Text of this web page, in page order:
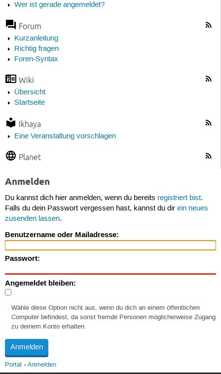
Wer ist gerade angemeldet?
Forum
Kurzanleitung
Richtig fragen
Foren-Syntax
Wiki
Übersicht
Startseite
Ikhaya
Eine Veranstaltung vorschlagen
Planet
Anmelden
Du kannst dich hier anmelden, wenn du bereits registriert bist.
Falls du dein Passwort vergessen hast, kannst du dir ein neues
zusenden lassen.
Benutzername oder Mailadresse:
Passwort:
Angemeldet bleiben:
Wähle diese Option nicht aus, wenn du dich an einem öffentlichen
Computer befindest, da sonst fremde Personen möglicherweise Zugang
zu deinem Konto erhalten.
Portal Anmelden